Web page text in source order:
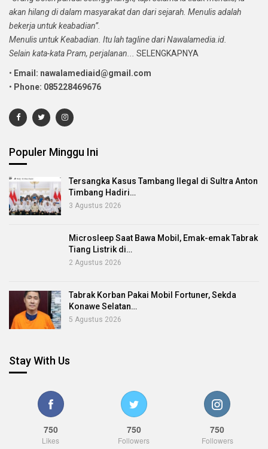
akan hilang di dalam masyarakat dan dari sejarah. Menulis adalah
bekerja untuk keabadian”.
Menulis untuk Keabadian. Itu lah tagline dari Nawalamedia.id.
Selain kata-kata Pram, perjalanan...
SELENGKAPNYA
• Email: nawalamediaid@gmail.com
• Phone: 085228469676
Populer Minggu Ini
Tersangka Kasus Tambang Ilegal di Sultra Anton
Timbang Hadiri…
3 Agustus 2026
Microsleep Saat Bawa Mobil, Emak-emak Tabrak
Tiang Listrik di…
2 Agustus 2026
Tabrak Korban Pakai Mobil Fortuner, Sekda
Konawe Selatan…
5 Agustus 2026
Stay With Us
750
Likes
750
Followers
750
Followers